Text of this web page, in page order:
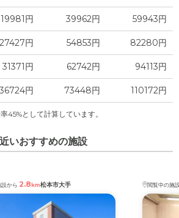
19981円 39962円 59943円
27427円 54853円 82280円
31371円 62742円 94113円
36724円 73448円 110172円
45%として計算しています。
いおすすめの施設
から 2.8km松本市大手 閲覧中の施